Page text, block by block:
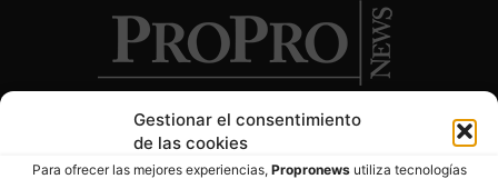
Gestionar el consentimiento
de las cookies
Para ofrecer las mejores experiencias, Propronewsutiliza tecnologías
SOBRE NOSOTROS